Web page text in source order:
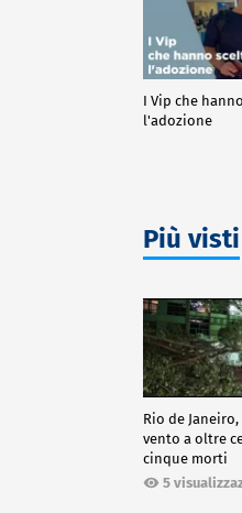
I Vip che
l'adozione
Più visti
Rio de
vento a oltre
cinque morti
5